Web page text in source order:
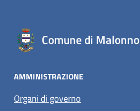
Comune di Malonno
AMMINISTRAZIONE
Organi di governo